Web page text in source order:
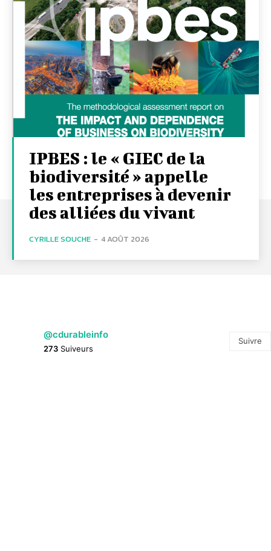
IPBES : le « GIEC de la
biodiversité » appelle
les entreprises à devenir
des alliées du vivant
CYRILLE SOUCHE - 4 AOÛT 2026
@cdurableinfo
273 Suiveurs
Suivre